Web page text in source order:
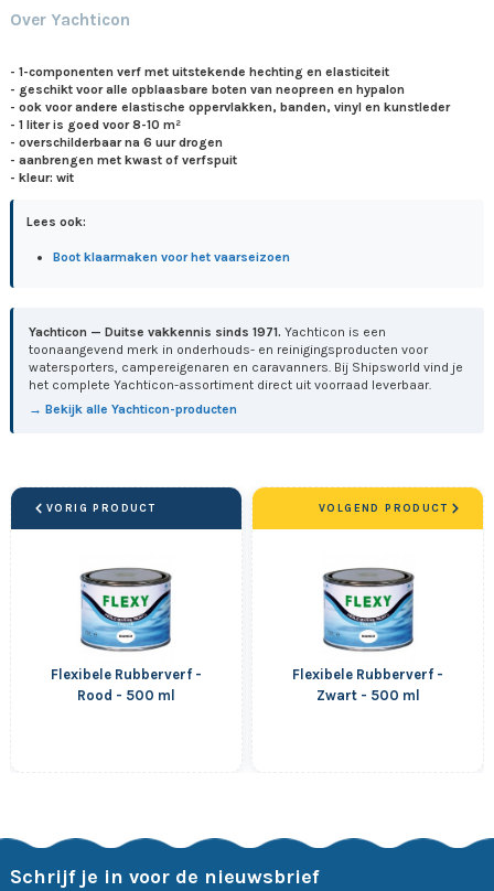
Over Yachticon
- 1-componenten verf met uitstekende hechting en elasticiteit
- geschikt voor alle opblaasbare boten van neopreen en hypalon
- ook voor andere elastische oppervlakken, banden, vinyl en kunstleder
- 1 liter is goed voor 8-10 m²
- overschilderbaar na 6 uur drogen
- aanbrengen met kwast of verfspuit
- kleur: wit
Lees ook:
Boot klaarmaken voor het vaarseizoen
Yachticon — Duitse vakkennis sinds 1971. Yachticon is een
toonaangevend merk in onderhouds- en reinigingsproducten voor
watersporters, campereigenaren en caravanners. Bij Shipsworld vind je
het complete Yachticon-assortiment direct uit voorraad leverbaar.
→ Bekijk alle Yachticon-producten
VORIG PRODUCT
Flexibele Rubberverf -
Rood - 500 ml
Flexibele Rubberverf -
Zwart - 500 ml
VOLGEND PRODUCT
Schrijf je in voor de nieuwsbrief